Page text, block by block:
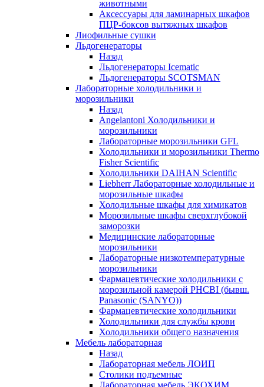
животными
Аксессуары для ламинарных шкафов
ПЦР-боксов вытяжных шкафов
Лиофильные сушки
Льдогенераторы
Назад
Льдогенераторы Icematic
Льдогенераторы SCOTSMAN
Лабораторные холодильники и
морозильники
Назад
Angelantoni Холодильники и
морозильники
Лабораторные морозильники GFL
Холодильники и морозильники Thermo
Fisher Scientific
Холодильники DAIHAN Scientific
Liebherr Лабораторные холодильные и
морозильные шкафы
Холодильные шкафы для химикатов
Морозильные шкафы сверхглубокой
заморозки
Медицинские лабораторные
морозильники
Лабораторные низкотемпературные
морозильники
Фармацевтические холодильники с
морозильной камерой PHCBI (бывш.
Panasonic (SANYO))
Фармацевтические холодильники
Холодильники для службы крови
Холодильники общего назначения
Мебель лабораторная
Назад
Лабораторная мебель ЛОИП
Столики подъемные
Лабораторная мебель ЭКОХИМ